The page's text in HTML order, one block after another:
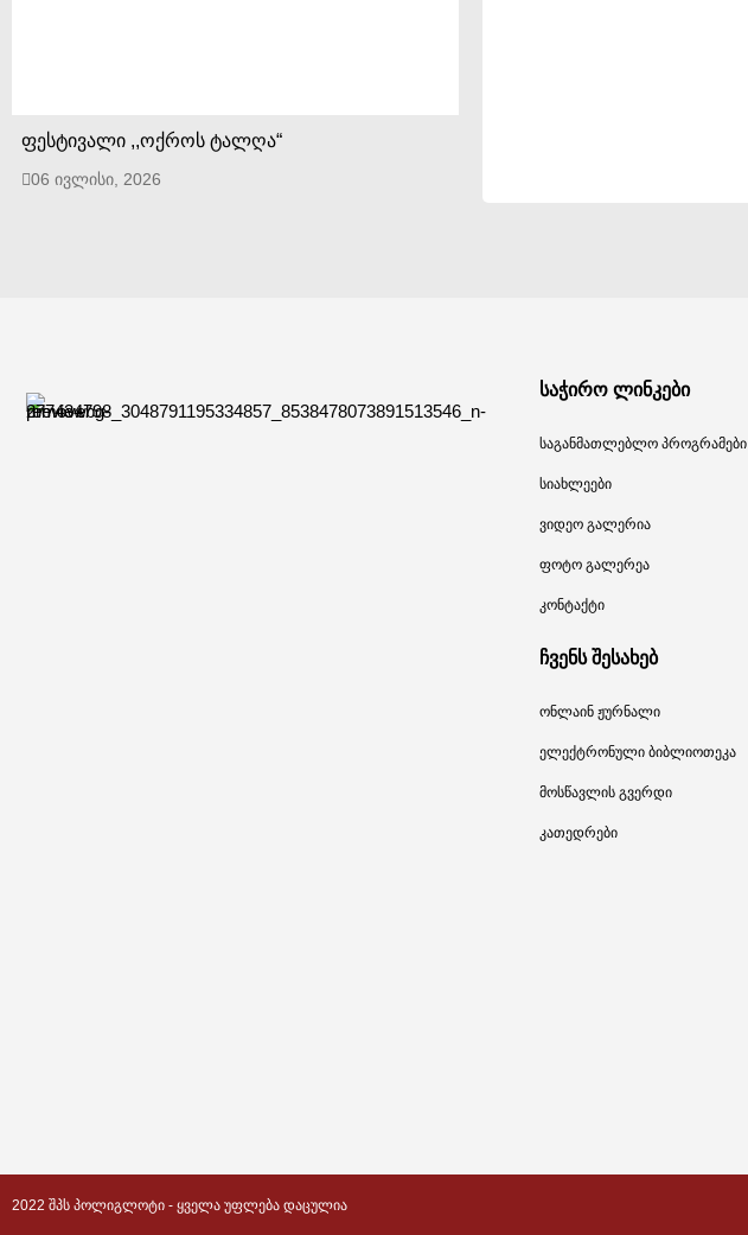
ფესტივალი ,,ოქროს ტალღა“
06 ივლისი, 2026
საჭირო ლინკები
საგანმათლებლო პროგრამები
სიახლეები
ვიდეო გალერია
ფოტო გალერეა
კონტაქტი
ჩვენს შესახებ
ონლაინ ჟურნალი
ელექტრონული ბიბლიოთეკა
მოსწავლის გვერდი
კათედრები
2022 ᲨᲞᲡ ᲞᲝᲚᲘᲒᲚᲝᲢᲘ - ᲧᲕᲔᲚᲐ ᲣᲤᲚᲔᲑᲐ ᲓᲐᲪᲣᲚᲘᲐ